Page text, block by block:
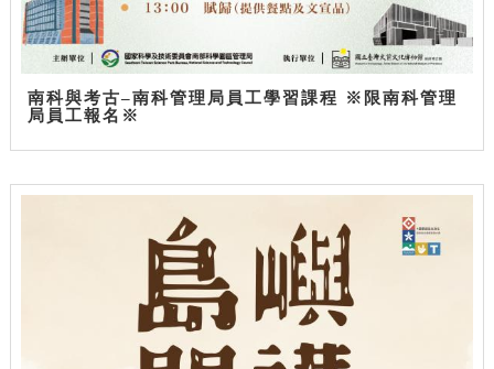
南科與考古–南科管理局員工學習課程 ※限南科管理
局員工報名※